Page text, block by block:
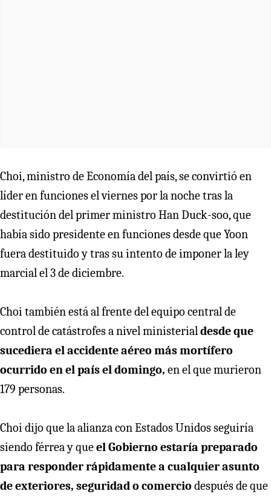
Choi, ministro de Economía del país, se convirtió en
líder en funciones el viernes por la noche tras la
destitución del primer ministro Han Duck-soo, que
había sido presidente en funciones desde que Yoon
fuera destituido y tras su intento de imponer la ley
marcial el 3 de diciembre.
Choi también está al frente del equipo central de
control de catástrofes a nivel ministerialdesde que
sucediera el accidente aéreo más mortífero
ocurrido en el país el domingo, en el que murieron
179 personas.
Choi dijo que la alianza con Estados Unidos seguiría
siendo férrea y queel Gobierno estaría preparado
para responder rápidamente a cualquier asunto
de exteriores, seguridad o comercio después de que